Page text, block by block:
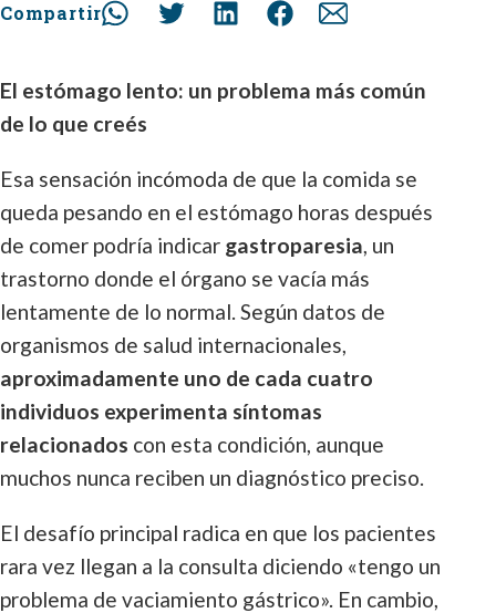
Compartir
El estómago lento: un problema más común
de lo que creés
Esa sensación incómoda de que la comida se
queda pesando en el estómago horas después
de comer podría indicar gastroparesia, un
trastorno donde el órgano se vacía más
lentamente de lo normal. Según datos de
organismos de salud internacionales,
aproximadamente uno de cada cuatro
individuos experimenta síntomas
relacionados con esta condición, aunque
muchos nunca reciben un diagnóstico preciso.
El desafío principal radica en que los pacientes
rara vez llegan a la consulta diciendo «tengo un
problema de vaciamiento gástrico». En cambio,